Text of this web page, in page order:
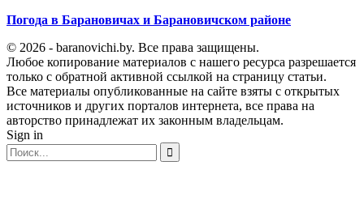
Погода в Барановичах и Барановичском районе
© 2026 - baranovichi.by. Все права защищены.
Любое копирование материалов с нашего ресурса разрешается
только с обратной активной ссылкой на страницу статьи.
Все материалы опубликованные на сайте взяты с открытых
источников и других порталов интернета, все права на
авторство принадлежат их законным владельцам.
Sign in